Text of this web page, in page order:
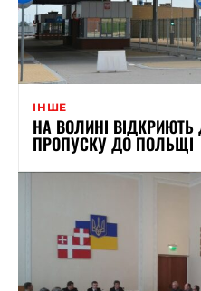
ІНШЕ
НА ВОЛИНІ
ПРОПУСКУ ДО ПОЛЬЩІ